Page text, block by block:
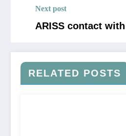
Next post
ARISS contact
RELATED POSTS